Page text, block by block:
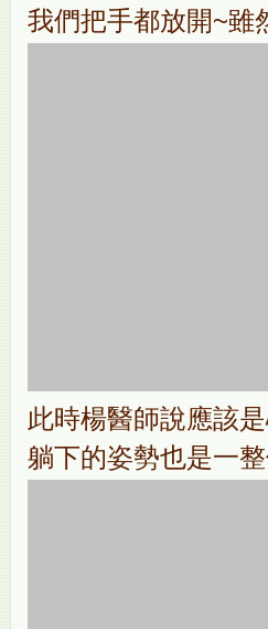
我們把手都放開~雖
此時楊醫師說應該
躺下的姿勢也是一